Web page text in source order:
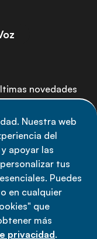
Nuestra web
del
apoyar las
tus
Puedes
en cualquier
que
más
privacidad.
novedades